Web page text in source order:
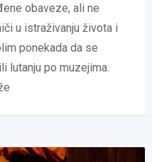
obaveze, ali ne
u istraživanju života i
ponekada da se
lutanju po muzejima.